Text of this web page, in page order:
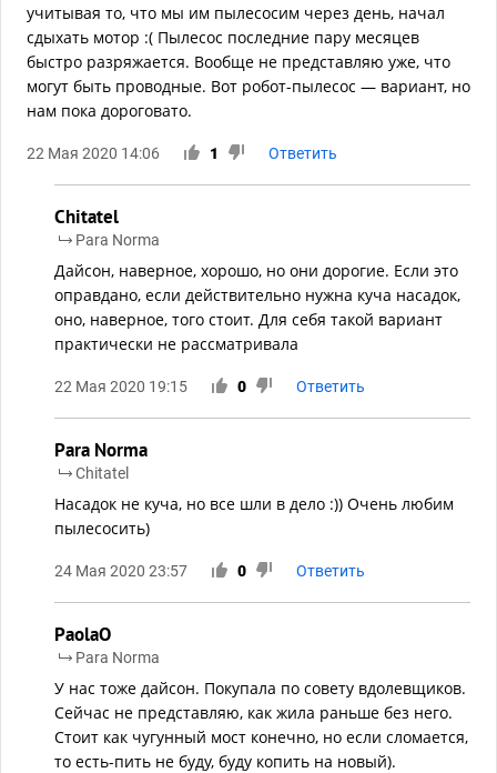
учитывая то, что мы им пылесосим через день, начал
сдыхать мотор :( Пылесос последние пару месяцев
быстро разряжается. Вообще не представляю уже, что
могут быть проводные. Вот робот-пылесос — вариант, но
нам пока дороговато.
22 Мая 2020 14:06 1 Ответить
Chitatel
Para Norma
Дайсон, наверное, хорошо, но они дорогие. Если это
оправдано, если действительно нужна куча насадок,
оно, наверное, того стоит. Для себя такой вариант
практически не рассматривала
22 Мая 2020 19:15 0 Ответить
Para Norma
Chitatel
Насадок не куча, но все шли в дело :)) Очень любим
пылесосить)
24 Мая 2020 23:57 0 Ответить
PaolaO
Para Norma
У нас тоже дайсон. Покупала по совету вдолевщиков.
Сейчас не представляю, как жила раньше без него.
Стоит как чугунный мост конечно, но если сломается,
то есть-пить не буду, буду копить на новый).